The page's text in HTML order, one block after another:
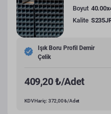
Boyut
Kalite
Işık Boru Profil Demir
Çelik
409,20 ₺/Adet
KDV Hariç: 372,00 ₺/Adet